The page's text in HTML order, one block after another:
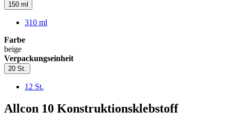
150 ml
310 ml
Farbe
beige
Verpackungseinheit
20 St.
12 St.
Allcon 10 Konstruktionsklebstoff